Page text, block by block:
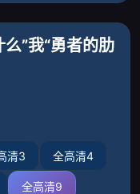
”我“勇者的肋
清3 全高清4
全高清9